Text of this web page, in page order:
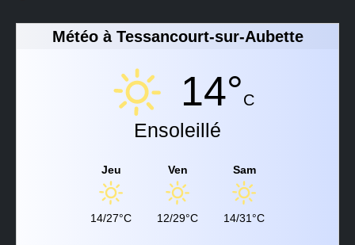
Météo à Tessancourt-sur-Aubette
14°C
Ensoleillé
Jeu
14/27°C
Ven
12/29°C
Sam
14/31°C